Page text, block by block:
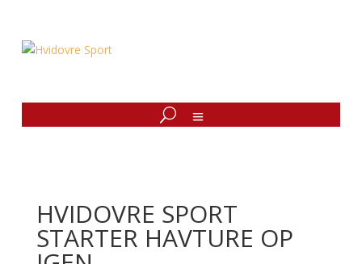
HVIDOVRE SPORT
STARTER HAVTURE OP